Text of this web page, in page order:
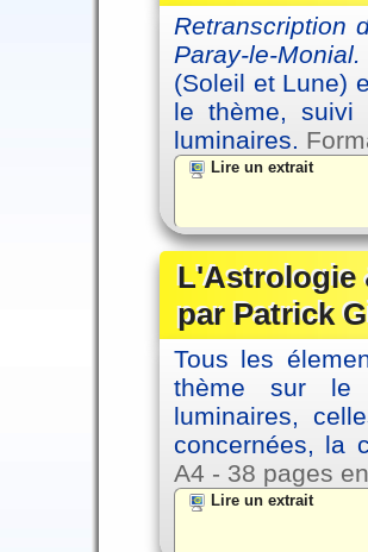
Retranscription
Paray-le-Monial.
(Soleil et Lune)
le thème, suivi
luminaires.
Lire un extrait
L'Astrologie
par Patrick
Tous les
thème sur le
luminaires,
concernées, la
A4 - 38 pages
Lire un extrait